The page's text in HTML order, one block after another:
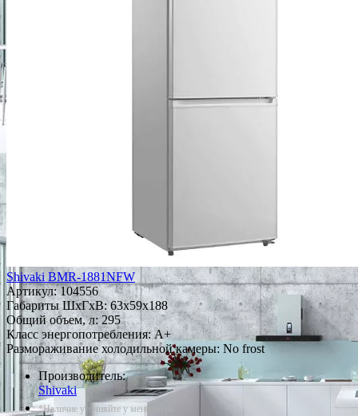
Shivaki BMR-1881NFW
Артикул:104556
Габариты ШxГxВ: 63x59x188
Общий объем, л: 295
Класс энергопотребления: A+
Размораживание холодильной камеры: No frost
Производитель:
Shivaki
*Наличие уточняйте у менеджера